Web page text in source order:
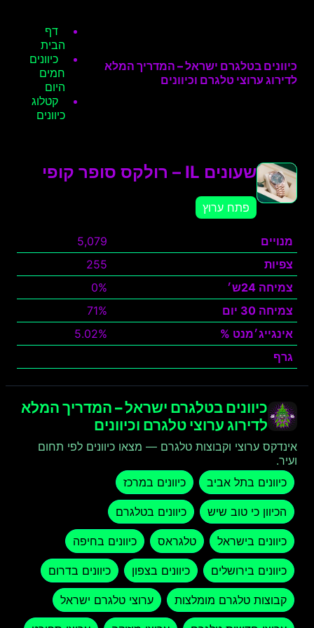
כיוונים בטלגרם ישראל – המדריך המלא
לדירוג ערוצי טלגרם וכיוונים
דף
הבית
כיוונים
חמים
היום
קטלוג
כיוונים
שעונים IL – רולקס סופר קופי
פתח ערוץ
מנויים
5,079
צפיות
255
צמיחה 24ש׳
0%
צמיחה 30 יום
71%
אינגייג׳מנט %
5.02%
גרף
כיוונים בטלגרם ישראל – המדריך המלא
לדירוג ערוצי טלגרם וכיוונים
אינדקס ערוצי וקבוצות טלגרם — מצאו כיוונים לפי תחום
ועיר.
כיוונים בתל אביב
כיוונים במרכז
הכיוון כי טוב שיש כיוונים בטלגרם
כיוונים בישראל טלגראס כיוונים בחיפה
כיוונים בירושלים כיוונים בצפון כיוונים בדרום
קבוצות טלגרם מומלצות ערוצי טלגרם ישראל